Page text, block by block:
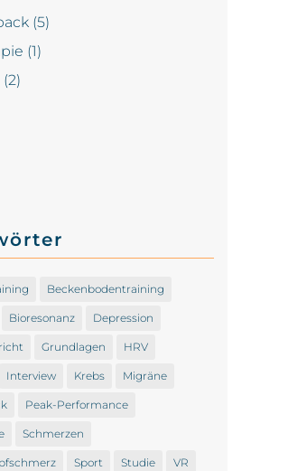
(5)
(1)
(2)
Beckenbodentraining
Bioresonanz Depression
Grundlagen HRV
Interview Krebs Migräne
Peak-Performance
Schmerzen
Sport Studie VR